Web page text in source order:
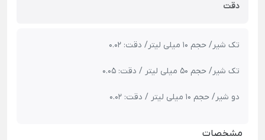
دقت
تک شیر/ حجم 10 میلی لیتر/ دقت: 0.02
تک شیر/ حجم 50 میلی لیتر / دقت: 0.05
دو شیر/ حجم 10 میلی لیتر / دقت: 0.02
مشخصات